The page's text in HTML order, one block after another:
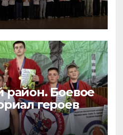
район. Боевое
героев